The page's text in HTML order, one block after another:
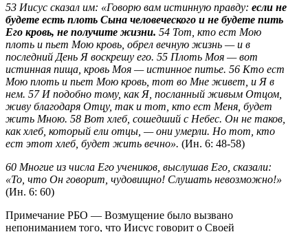
53 Иисус сказал им: «Говорю вам истинную правду: если не
будете есть плоть Сына человеческого и не будете пить
Его кровь, не получите жизни. 54 Тот, кто ест Мою
плоть и пьет Мою кровь, обрел вечную жизнь — и в
последний День Я воскрешу его. 55 Плоть Моя — вот
истинная пища, кровь Моя — истинное питье. 56 Кто ест
Мою плоть и пьет Мою кровь, тот во Мне живет, и Я в
нем. 57 И подобно тому, как Я, посланный живым Отцом,
живу благодаря Отцу, так и тот, кто ест Меня, будет
жить Мною. 58 Вот хлеб, сошедший с Небес. Он не таков,
как хлеб, который ели отцы, — они умерли. Но тот, кто
ест этот хлеб, будет жить вечно». (Ин. 6: 48-58)
60 Многие из числа Его учеников, выслушав Его, сказали:
«То, что Он говорит, чудовищно! Слушать невозможно!»
(Ин. 6: 60)
Примечание РБО — Возмущение было вызвано
непониманием того, что Иисус говорит о Своей